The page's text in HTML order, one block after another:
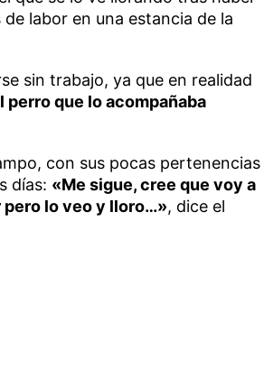
labor en una estancia de la
sin trabajo, ya que en realidad
perro que lo acompañaba
con sus pocas pertenencias
días: «Me sigue, cree que voy a
pero lo veo y lloro…», dice el